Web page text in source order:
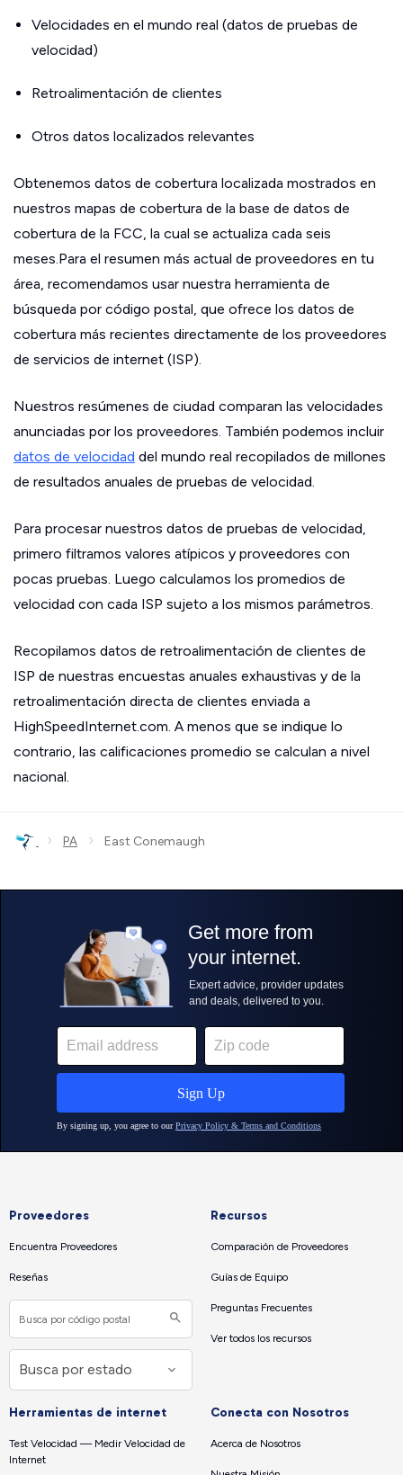
Velocidades en el mundo real (datos de pruebas de
velocidad)
Retroalimentación de clientes
Otros datos localizados relevantes
Obtenemos datos de cobertura localizada mostrados en
nuestros mapas de cobertura de la base de datos de
cobertura de la FCC, la cual se actualiza cada seis
meses.Para el resumen más actual de proveedores en tu
área, recomendamos usar nuestra herramienta de
búsqueda por código postal, que ofrece los datos de
cobertura más recientes directamente de los proveedores
de servicios de internet (ISP).
Nuestros resúmenes de ciudad comparan las velocidades
anunciadas por los proveedores. También podemos incluir
datos de velocidad del mundo real recopilados de millones
de resultados anuales de pruebas de velocidad.
Para procesar nuestros datos de pruebas de velocidad,
primero filtramos valores atípicos y proveedores con
pocas pruebas. Luego calculamos los promedios de
velocidad con cada ISP sujeto a los mismos parámetros.
Recopilamos datos de retroalimentación de clientes de
ISP de nuestras encuestas anuales exhaustivas y de la
retroalimentación directa de clientes enviada a
HighSpeedInternet.com. A menos que se indique lo
contrario, las calificaciones promedio se calculan a nivel
nacional.
› PA › East Conemaugh
Proveedores
Encuentra Proveedores
Reseñas
Recursos
Comparación de Proveedores
Guías de Equipo
Preguntas Frecuentes
Ver todos los recursos
Herramientas de internet
Test Velocidad — Medir Velocidad de
Internet
Conecta con Nosotros
Acerca de Nosotros